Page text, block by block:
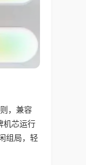
，兼容
机芯运行
组局，轻